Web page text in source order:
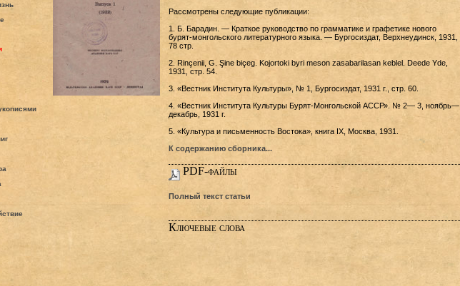
Рассмотрены следующие публикации:
1. Б. Барадин. — Краткое руководство по грамматике и графетике нового
бурят-монгольского литературного языка. — Бургосиздат, Верхнеудинск, 1931,
78 стр.
2. Rinçenii, G. Şine biçeg. Kojortoki byri meson zasabarilasan keblel. Deede Yde,
1931, стр. 54.
3. «Вестник Института Культуры», № 1, Бургосиздат, 1931 г., стр. 60.
4. «Вестник Института Культуры Бурят-Монгольской АССР». № 2— 3, ноябрь—
декабрь, 1931 г.
5. «Культура и письменность Востока», книга IX, Москва, 1931.
К содержанию сборника...
PDF-файлы
Полный текст статьи
Ключевые слова